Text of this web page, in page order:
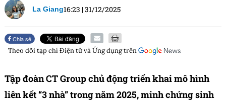
La Giang16:23 |31/12/2025
Chia sẻ
Theo dõi tạp chíĐiện tử và Ứng dụngtrên
Tập đoàn CT Group chủ động triển khai mô hình
liên kết “3 nhà” trong năm 2025, minh chứng sinh